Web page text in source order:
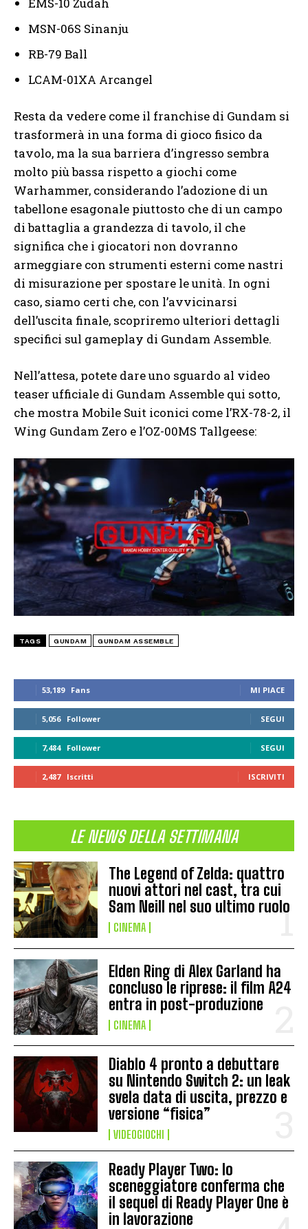
53,189 Fans MI PIACE
5,056 Follower SEGUI
7,484 Follower SEGUI
2,487 Iscritti ISCRIVITI
LE NEWS DELLA SETTIMANA
The Legend of Zelda: quattro
nuovi attori nel cast, tra cui
Sam Neill nel suo ultimo ruolo
CINEMA
Elden Ring di Alex Garland ha
concluso le riprese: il film A24
entra in post-produzione
CINEMA
Diablo 4 pronto a debuttare
su Nintendo Switch 2: un leak
svela data di uscita, prezzo e
versione “fisica”
VIDEOGIOCHI
Ready Player Two: lo
sceneggiatore conferma che
il sequel di Ready Player One è
in lavorazione
MSN-06S Sinanju
RB-79 Ball
LCAM-01XA Arcangel
Resta da vedere come il franchise di Gundam si
trasformerà in una forma di gioco fisico da
tavolo, ma la sua barriera d’ingresso sembra
molto più bassa rispetto a giochi come
Warhammer, considerando l’adozione di un
tabellone esagonale piuttosto che di un campo
di battaglia a grandezza di tavolo, il che
significa che i giocatori non dovranno
armeggiare con strumenti esterni come nastri
di misurazione per spostare le unità. In ogni
caso, siamo certi che, con l’avvicinarsi
dell’uscita finale, scopriremo ulteriori dettagli
specifici sul gameplay di Gundam Assemble.
Nell’attesa, potete dare uno sguardo al video
teaser ufficiale di Gundam Assemble qui sotto,
che mostra Mobile Suit iconici come l’RX-78-2, il
Wing Gundam Zero e l’OZ-00MS Tallgeese:
TAGS GUNDAM GUNDAM ASSEMBLE